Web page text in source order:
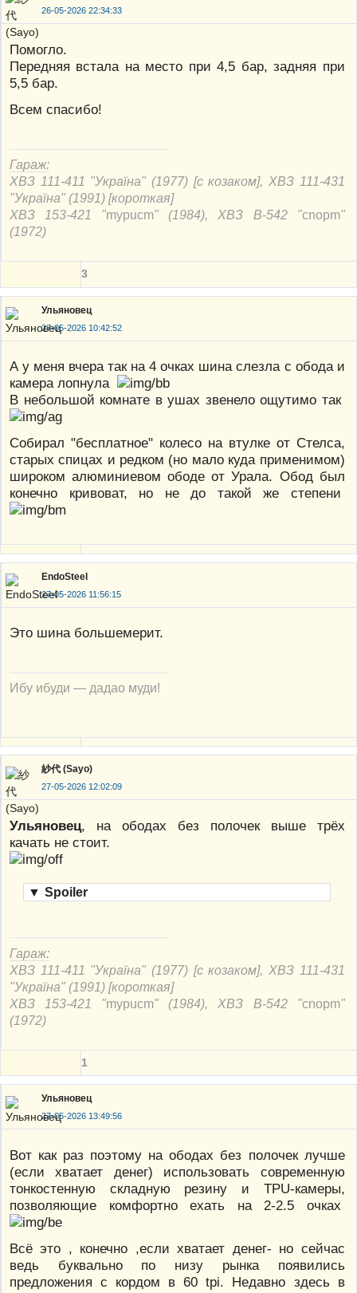
26-05-2026 22:34:33
Помогло.
Передняя встала на место при 4,5 бар, задняя при
5,5 бар.
Всем спасибо!
Гараж:
ХВЗ 111-411 "Україна" (1977) [с козаком], ХВЗ 111-431
"Україна" (1991) [короткая]
ХВЗ 153-421 "mypucm" (1984), ХВЗ В-542 "cnорm"
(1972)
3
Ульяновец
27-05-2026 10:42:52
А у меня вчера так на 4 очках шина слезла с обода и
камера лопнула
В небольшой комнате в ушах звенело ощутимо так
Собирал "бесплатное" колесо на втулке от Стелса,
старых спицах и редком (но мало куда применимом)
широком алюминиевом ободе от Урала. Обод был
конечно кривоват, но не до такой же степени
EndoSteel
27-05-2026 11:56:15
Это шина большемерит.
Ибу ибуди — дадао муди!
紗代 (Sayo)
27-05-2026 12:02:09
Ульяновец, на ободах без полочек выше трёх
качать не стоит.
▼ Spoiler
Гараж:
ХВЗ 111-411 "Україна" (1977) [с козаком], ХВЗ 111-431
"Україна" (1991) [короткая]
ХВЗ 153-421 "mypucm" (1984), ХВЗ В-542 "cnорm"
(1972)
1
Ульяновец
27-05-2026 13:49:56
Вот как раз поэтому на ободах без полочек лучше
(если хватает денег) использовать современную
тонкостенную складную резину и TPU-камеры,
позволяющие комфортно ехать на 2-2.5 очках
Всё это , конечно ,если хватает денег- но сейчас
ведь буквально по низу рынка появились
предложения с кордом в 60 tpi. Недавно здесь в